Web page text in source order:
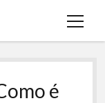
open
é